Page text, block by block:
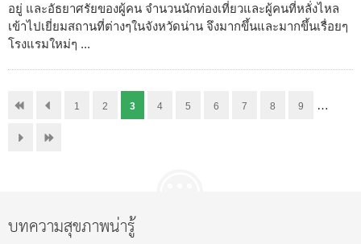
อยู่ และอัธยาศรัยของผู้คน จำนวนนักท่องเที่ยวและผู้คนที่หลั่งไหล
เข้าไปเยี่ยมสถานที่ต่างๆในจังหวัดน่าน จึงมากขึ้นและมากขึ้นเรื่อยๆ
โรงแรมใหม่ๆ ...
1 2 3 4 5 6 7 8 9 …
บทความสุขภาพน่ารู้